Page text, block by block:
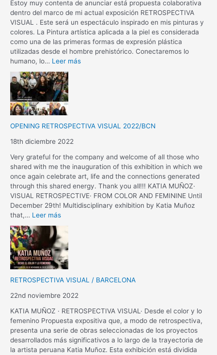
Estoy muy contenta de anunciar está propuesta colaborativa
dentro del marco de mi actual exposición RETROSPECTIVA
VISUAL . Este será un espectáculo inspirado en mis pinturas y
colores. La Pintura artística aplicada a la piel es considerada
como una de las primeras formas de expresión plástica
utilizadas desde el hombre prehistórico. Conectaremos lo
humano, lo… Leer más
OPENING RETROSPECTIVA VISUAL 2022/BCN
18th diciembre 2022
Very grateful for the company and welcome of all those who
shared with me the inauguration of this exhibition in which we
once again celebrate art, life and the connections generated
through this shared energy. Thank you all!!! KATIA MUÑOZ·
VISUAL RETROSPECTIVE· FROM COLOR AND FEMININE Until
December 29th! Multidisciplinary exhibition by Katia Muñoz
that,… Leer más
RETROSPECTIVA VISUAL / BARCELONA
22nd noviembre 2022
KATIA MUÑOZ · RETROSPECTIVA VISUAL· Desde el color y lo
femenino Propuesta expositiva que, a modo de retrospectiva,
presenta una serie de obras seleccionadas de los proyectos
desarrollados más significativos a lo largo de la trayectoria de
la artista peruana Katia Muñoz. Esta exhibición está dividida